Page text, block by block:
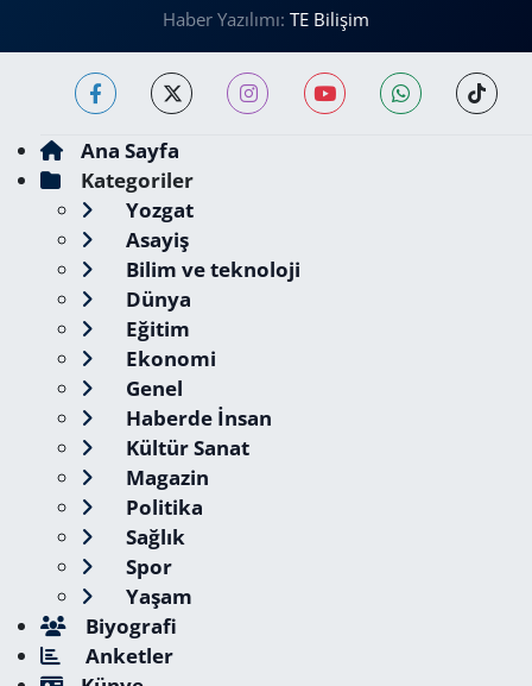
Haber Yazılımı: TE Bilişim
Ana Sayfa
Kategoriler
Yozgat
Asayiş
Bilim ve teknoloji
Dünya
Eğitim
Ekonomi
Genel
Haberde İnsan
Kültür Sanat
Magazin
Politika
Sağlık
Spor
Yaşam
Biyografi
Anketler